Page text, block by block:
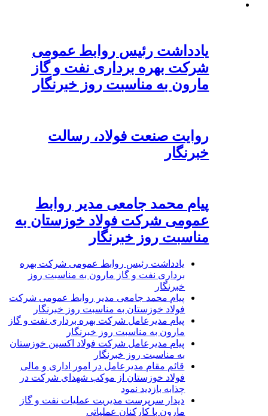
یادداشت رئیس روابط عمومی
شرکت بهره برداری نفت و گاز
مارون به مناسبت روز خبرنگار
روایت صنعت فولاد،‌ رسالت
خبرنگار
پیام محمد جامعی مدیر روابط
عمومی شرکت فولاد خوزستان به
مناسبت روز خبرنگار
یادداشت رئیس روابط عمومی شرکت بهره
برداری نفت و گاز مارون به مناسبت روز
خبرنگار
پیام محمد جامعی مدیر روابط عمومی شرکت
فولاد خوزستان به مناسبت روز خبرنگار
پیام مدیرعامل شرکت بهره برداری نفت و گاز
مارون به مناسبت روز خبرنگار
پیام مدیرعامل شرکت فولاد اکسین خوزستان
به مناسبت روز خبرنگار
قائم مقام مدیرعامل در امور اداری و مالی
فولاد خوزستان از موکب شهدای شرکت در
چذابه بازدید نمود
دیدار سرپرست مدیریت عملیات نفت و گاز
مارون با کارکنان عملیاتی